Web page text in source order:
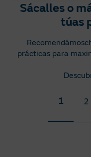
Sácalles o
túas
prácticas para
1 2